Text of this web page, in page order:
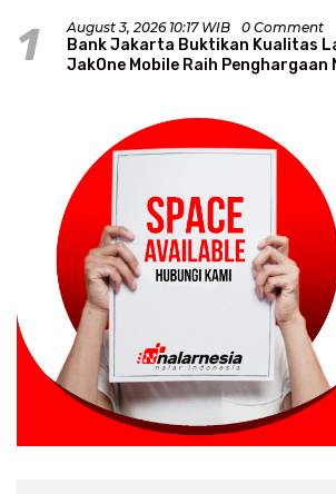
1 August 3, 2026 10:17 WIB 0 Comment
Bank Jakarta Buktikan Kualitas
JakOne Mobile Raih Penghargaan